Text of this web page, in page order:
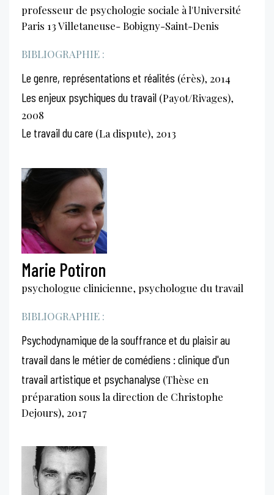
professeur de psychologie sociale à l'Université
Paris 13 Villetaneuse- Bobigny-Saint-Denis
BIBLIOGRAPHIE :
Le genre, représentations et réalités (érès), 2014
Les enjeux psychiques du travail (Payot/Rivages),
2008
Le travail du care (La dispute), 2013
Marie Potiron
psychologue clinicienne, psychologue du travail
BIBLIOGRAPHIE :
Psychodynamique de la souffrance et du plaisir au
travail dans le métier de comédiens : clinique d'un
travail artistique et psychanalyse (Thèse en
préparation sous la direction de Christophe
Dejours), 2017